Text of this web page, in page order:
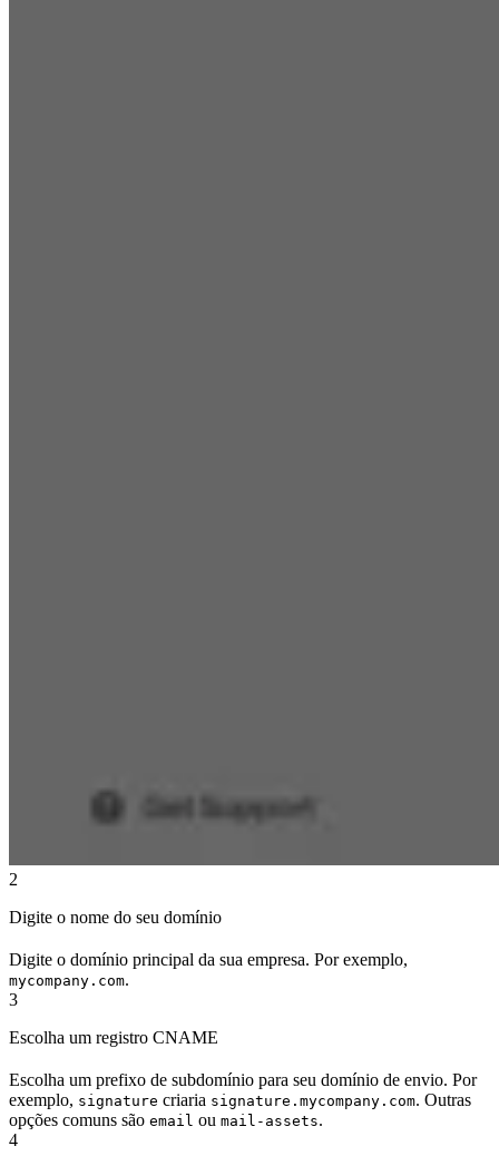
2
Digite o nome do seu domínio
Digite o domínio principal da sua empresa. Por exemplo,
mycompany.com.
3
Escolha um registro CNAME
Escolha um prefixo de subdomínio para seu domínio de envio. Por
exemplo, signature criaria signature.mycompany.com. Outras
opções comuns são email ou mail-assets.
4